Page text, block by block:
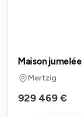
Maison jumelée
Mertzig
929 469 €